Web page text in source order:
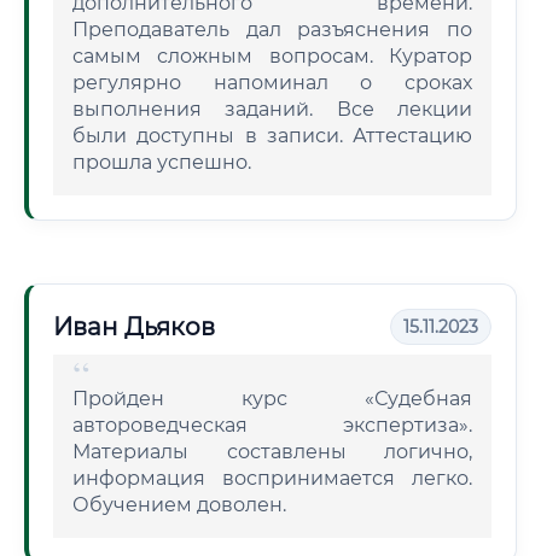
Преподаватель дал разъяснения по
самым сложным вопросам. Куратор
регулярно напоминал о сроках
выполнения заданий. Все лекции
были доступны в записи. Аттестацию
прошла успешно.
Иван Дьяков 15.11.2023
Пройден курс «Судебная
автороведческая экспертиза».
Материалы составлены логично,
информация воспринимается легко.
Обучением доволен.